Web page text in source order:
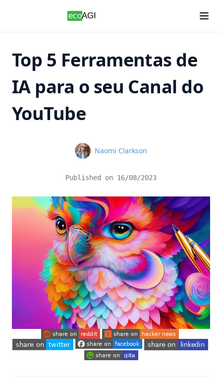
Top 5 Ferramentas de
IA para o seu Canal do
YouTube
Name
Naomi Clarkson
Published on 16/08/2023
(opens in a new tab)(opens in a new tab)
(opens in a new tab)(opens in a new tab)